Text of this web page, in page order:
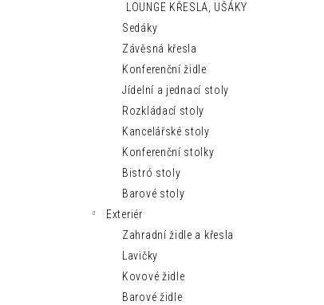
LOUNGE KŘESLA, UŠÁKY
Sedáky
Závěsná křesla
Konferenční židle
Jídelní a jednací stoly
Rozkládací stoly
Kancelářské stoly
Konferenční stolky
Bistró stoly
Barové stoly
Exteriér
Zahradní židle a křesla
Lavičky
Kovové židle
Barové židle